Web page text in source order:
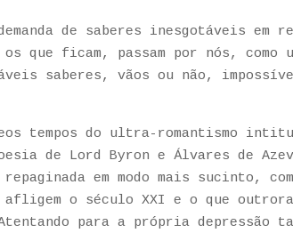
demanda de saberes inesgotáveis em
que ficam, passam por nós, como
saberes, vãos ou não,
tempos do ultra-romantismo
de Lord Byron e Álvares de
em modo mais sucinto,
o século XXI e o que
para a própria depressão